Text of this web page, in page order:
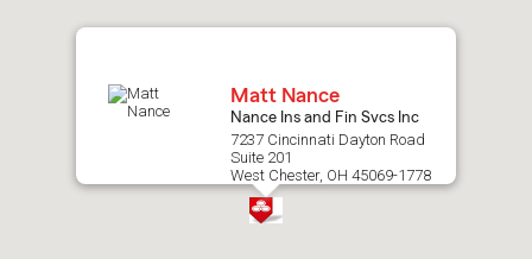
Matt Nance
Nance Ins and Fin Svcs Inc
7237 Cincinnati Dayton Road
Suite 201
West Chester, OH 45069-1778